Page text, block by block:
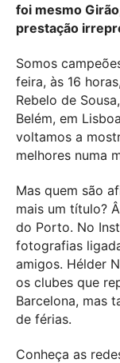
foi mesmo
prestação
Somos
feira, às 16
Rebelo de
Belém, em
voltamos a
melhores numa
Mas quem são
mais um título?
do Porto. No
fotografias
amigos. Hélder
os clubes que
Barcelona, mas
de férias.
Conheça as